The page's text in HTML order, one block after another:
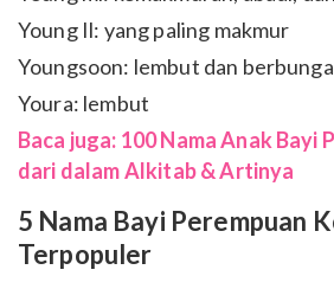
Young Il: yang paling makmur
Youngsoon: lembut dan berbunga
Youra: lembut
Baca juga: 100 Nama Anak Bayi
dari dalam Alkitab & Artinya
5 Nama Bayi Perempuan
Terpopuler